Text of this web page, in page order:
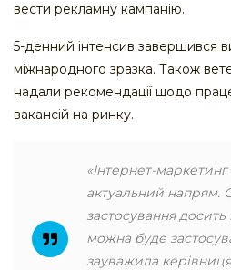
вести рекламну кампанію.
5-денний інтенсив завершився
міжнародного зразка. Також
надали рекомендації щодо
вакансій на ринку.
«Інтернет-
актуальний напрям.
застосування
можна буде
зауважила керівниця